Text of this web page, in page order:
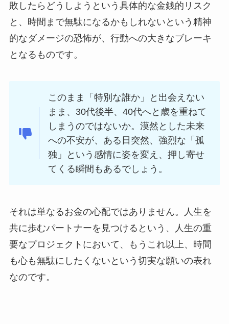
敗したらどうしようという具体的な金銭的リスク
と、時間まで無駄になるかもしれないという精神
的なダメージの恐怖が、行動への大きなブレーキ
となるものです。
このまま「特別な誰か」と出会えない
まま、30代後半、40代へと歳を重ねて
しまうのではないか。漠然とした未来
への不安が、ある日突然、強烈な「孤
独」という感情に姿を変え、押し寄せ
てくる瞬間もあるでしょう。
それは単なるお金の心配ではありません。人生を
共に歩むパートナーを見つけるという、人生の重
要なプロジェクトにおいて、もうこれ以上、時間
も心も無駄にしたくないという切実な願いの表れ
なのです。